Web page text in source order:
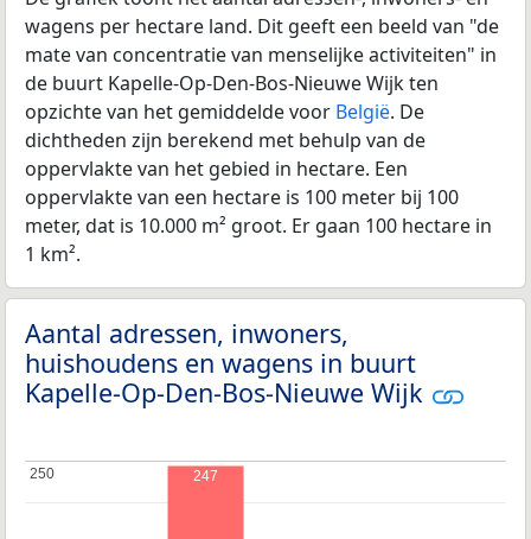
wagens per hectare land. Dit geeft een beeld van "de
mate van concentratie van menselijke activiteiten" in
de buurt Kapelle-Op-Den-Bos-Nieuwe Wijk ten
opzichte van het gemiddelde voor België. De
dichtheden zijn berekend met behulp van de
oppervlakte van het gebied in hectare. Een
oppervlakte van een hectare is 100 meter bij 100
meter, dat is 10.000 m² groot. Er gaan 100 hectare in
1 km².
Aantal adressen, inwoners,
huishoudens en wagens in buurt
Kapelle-Op-Den-Bos-Nieuwe Wijk
250
250 247